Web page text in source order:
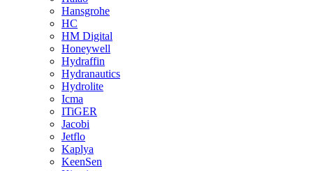
Hansgrohe
HC
HM Digital
Honeywell
Hydraffin
Hydranautics
Hydrolite
Icma
ITiGER
Jacobi
Jetflo
Kaplya
KeenSen